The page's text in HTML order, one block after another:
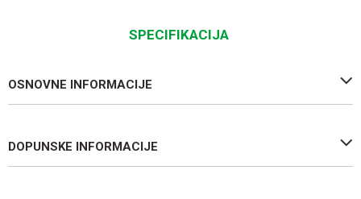
SPECIFIKACIJA
OSNOVNE INFORMACIJE
DOPUNSKE INFORMACIJE